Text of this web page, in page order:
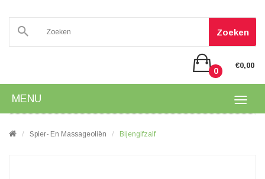
Zoeken
0
€0,00
MENU
Spier- En Massageoliën Bijengifzalf